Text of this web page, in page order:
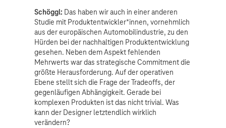
Schöggl: Das haben wir auch in einer anderen
Studie mit Produktentwickler*innen, vornehmlich
aus der europäischen Automobilindustrie, zu den
Hürden bei der nachhaltigen Produktentwicklung
gesehen. Neben dem Aspekt fehlenden
Mehrwerts war das strategische Commitment die
größte Herausforderung. Auf der operativen
Ebene stellt sich die Frage der Tradeoffs, der
gegenläufigen Abhängigkeit. Gerade bei
komplexen Produkten ist das nicht trivial. Was
kann der Designer letztendlich wirklich
verändern?